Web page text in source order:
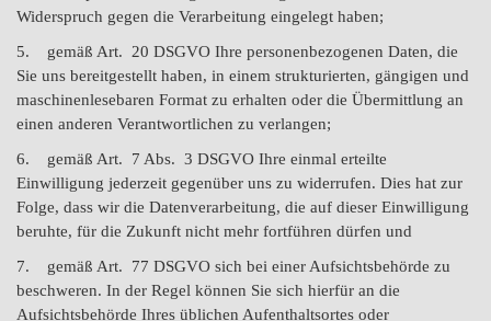
Widerspruch gegen die Verarbeitung eingelegt haben;
5. gemäß Art. 20 DSGVO Ihre personenbezogenen Daten, die
Sie uns bereitgestellt haben, in einem strukturierten, gängigen und
maschinenlesebaren Format zu erhalten oder die Übermittlung an
einen anderen Verantwortlichen zu verlangen;
6. gemäß Art. 7 Abs. 3 DSGVO Ihre einmal erteilte
Einwilligung jederzeit gegenüber uns zu widerrufen. Dies hat zur
Folge, dass wir die Datenverarbeitung, die auf dieser Einwilligung
beruhte, für die Zukunft nicht mehr fortführen dürfen und
7. gemäß Art. 77 DSGVO sich bei einer Aufsichtsbehörde zu
beschweren. In der Regel können Sie sich hierfür an die
Aufsichtsbehörde Ihres üblichen Aufenthaltsortes oder